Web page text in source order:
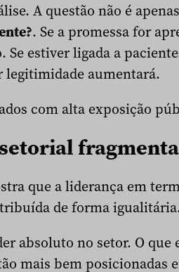
A questão não é
. Se a promessa for
Se estiver ligada a
legitimidade aumentará.
com alta exposição
que a liderança em
de forma
absoluto no setor. O que
mais bem